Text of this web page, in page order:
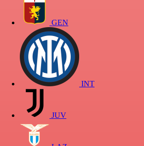
GEN
INT
JUV